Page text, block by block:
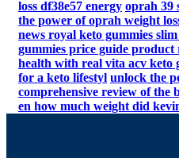
loss df38e57 energy oprah 39
the power of oprah weight
news royal keto gummies
gummies price guide product
health with real vita acv keto
for a keto lifestyl unlock the
comprehensive review of the
en how much weight did